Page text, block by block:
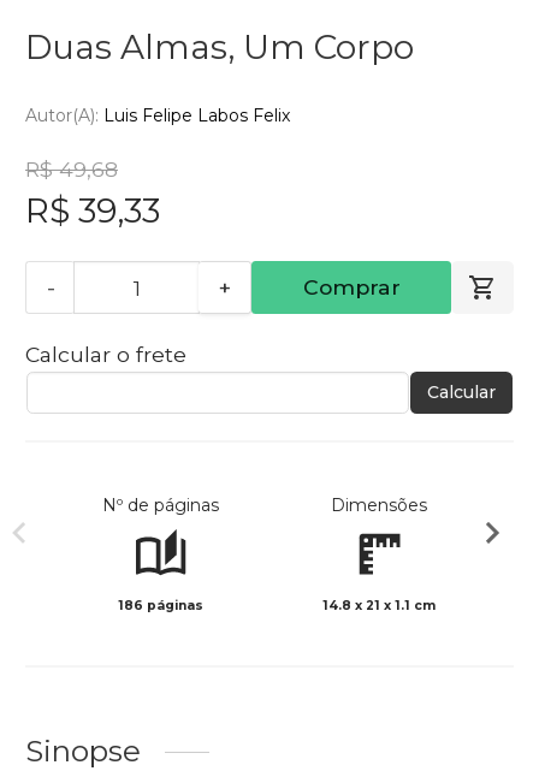
Duas Almas, Um Corpo
Autor(a): Luis Felipe Labos Felix
R$ 49,68
R$ 39,33
- + Comprar
Calcular o frete
Calcular
Nº de páginas
186 páginas
Dimensões
14.8 x 21 x 1.1 cm
Sinopse